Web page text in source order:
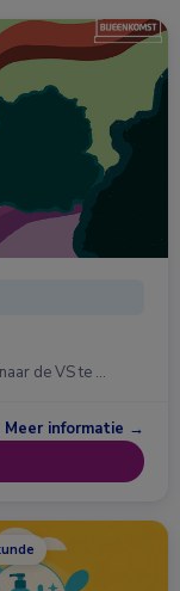
de VS te …
Meer informatie →